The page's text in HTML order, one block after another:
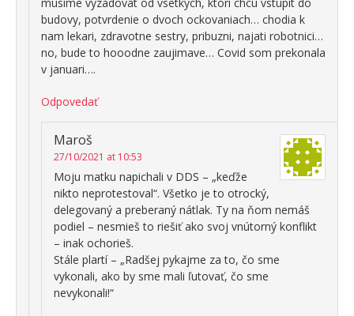
budovy, potvrdenie o dvoch ockovaniach… chodia k
nam lekari, zdravotne sestry, pribuzni, najati robotnici…
no, bude to hooodne zaujimave… Covid som prekonala
v januari….
Odpovedať
Maroš
27/10/2021 at 10:53
Moju matku napichali v DDS – „keďže
nikto neprotestoval“. Všetko je to otrocký,
delegovaný a preberaný nátlak. Ty na ňom nemáš
podiel – nesmieš to riešiť ako svoj vnútorný konflikt
– inak ochorieš.
Stále plartí – „Radšej pykajme za to, čo sme
vykonali, ako by sme mali ľutovať, čo sme
nevykonali!“